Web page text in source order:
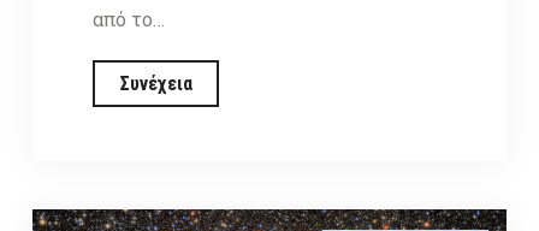
από το…
ΣυνέχειαΤο
πρώτο
εντοπίστηκε